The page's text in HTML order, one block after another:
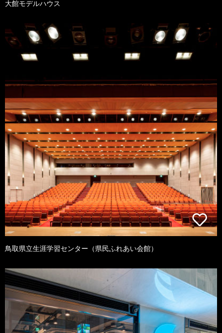
大館モデルハウス
鳥取県立生涯学習センター（県民ふれあい会館）